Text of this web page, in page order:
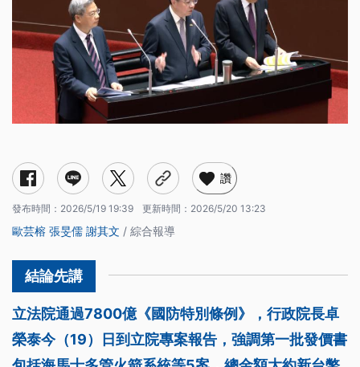
讚
發布時間： 2026/5/19 19:39 更新時間： 2026/5/20 13:23
歐芸榕 張旻儒 謝其文 / 綜合報導
立法院通過7800億《國防特別條例》，行政院長卓
榮泰今（19）日到立院專案報告，強調第一批發價書